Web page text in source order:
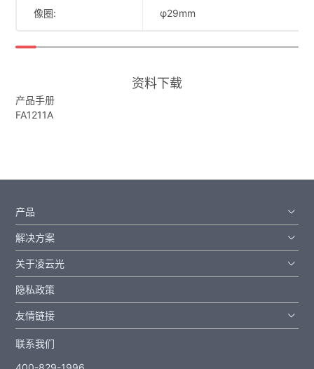
像圈: φ29mm
资料下载
产品手册
FA1211A
产品
解决方案
关于凌云光
隐私政策
友情链接
联系我们